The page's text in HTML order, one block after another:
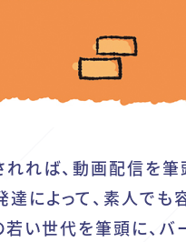
れば、動画配信を
達によって、素人で
若い世代を筆頭に、